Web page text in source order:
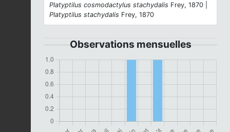
Platyptilus cosmodactylus stachydalis Frey, 1870 |
Platyptilus stachydalis Frey, 1870
Observations mensuelles